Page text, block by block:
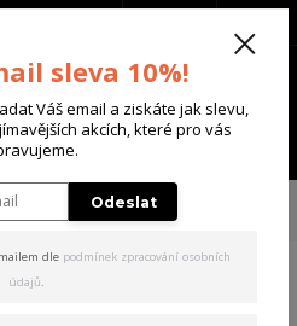
Menu
dámské šaty Curtain Urban T-Shirt Dress
sleva 10%!
Váš email a ziskáte jak slevu,
akcích, které pro vás
Odeslat
dle podmínek zpracování osobních
údajů.